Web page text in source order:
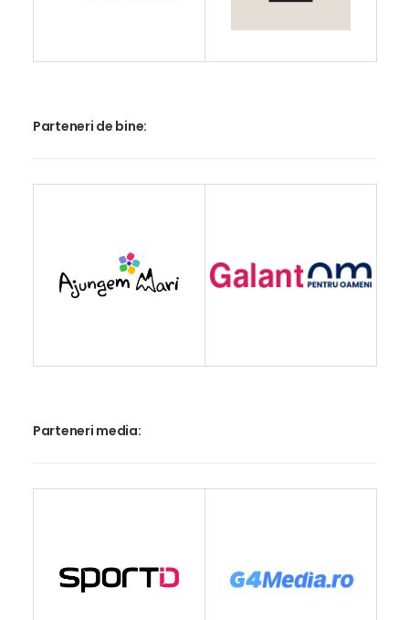
Parteneri de bine:
Parteneri media: